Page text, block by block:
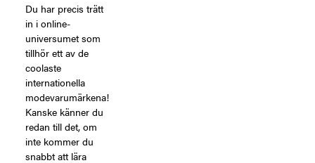
Du har precis trätt
in i online-
universumet som
tillhör ett av de
coolaste
internationella
modevarumärkena!
Kanske känner du
redan till det, om
inte kommer du
snabbt att lära